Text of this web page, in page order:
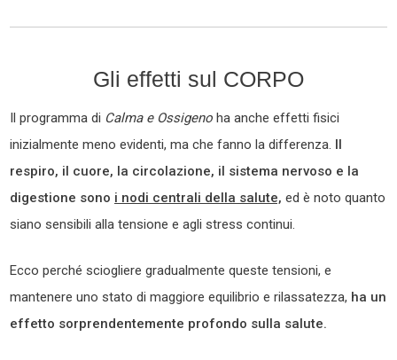
Gli effetti sul CORPO
Il programma di Calma e Ossigeno ha anche effetti fisici
inizialmente meno evidenti, ma che fanno la differenza. Il
respiro, il cuore, la circolazione, il sistema nervoso e la
digestione sono i nodi centrali della salute, ed è noto quanto
siano sensibili alla tensione e agli stress continui.
Ecco perché sciogliere gradualmente queste tensioni, e
mantenere uno stato di maggiore equilibrio e rilassatezza, ha un
effetto sorprendentemente profondo sulla salute.